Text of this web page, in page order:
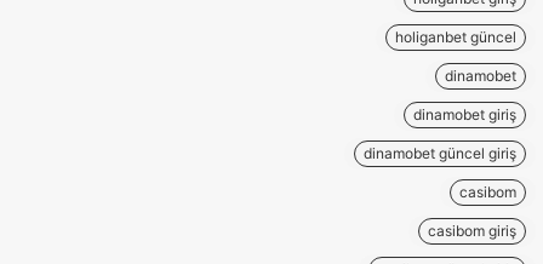
holiganbet güncel
dinamobet
dinamobet giriş
dinamobet güncel giriş
casibom
casibom giriş